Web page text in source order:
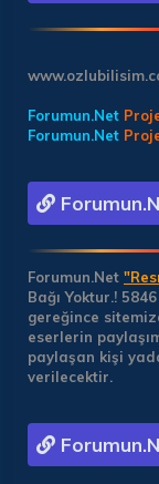
Forumun.Net
Forumun.Net
Forumun.Net
Bağı Yoktur.!
gereğince
eserlerin
paylaşan kişi
verilecektir.